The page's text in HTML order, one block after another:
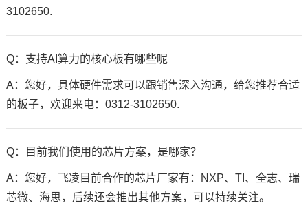
3102650.
Q：支持AI算力的核心板有哪些呢
A：您好，具体硬件需求可以跟销售深入沟通，给您推荐合适
的板子，欢迎来电：0312-3102650.
Q：目前我们使用的芯片方案，是哪家？
A：您好，飞凌目前合作的芯片厂家有：NXP、TI、全志、瑞
芯微、海思，后续还会推出其他方案，可以持续关注。